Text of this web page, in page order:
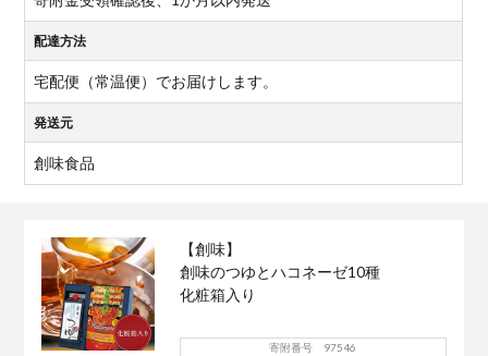
配達方法
宅配便（常温便）でお届けします。
発送元
創味食品
【創味】
創味のつゆとハコネーゼ10種
化粧箱入り
寄附番号 97546